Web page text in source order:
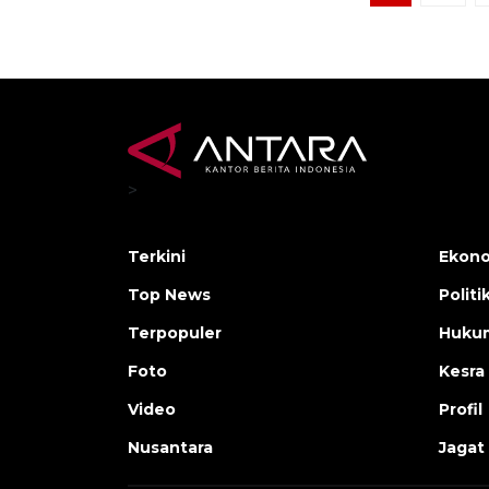
>
Terkini
Top News
Terpopuler
Foto
Video
Nusantara
Kesra
Profil
Jagat